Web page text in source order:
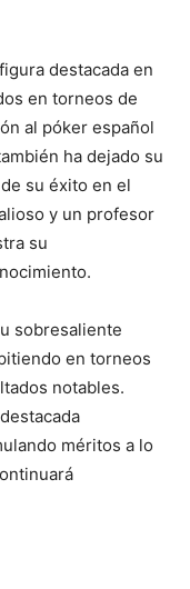
destacada en
en torneos de
al póker español
ha dejado su
su éxito en el
y un profesor
su
sobresaliente
en torneos
notables.
méritos a lo